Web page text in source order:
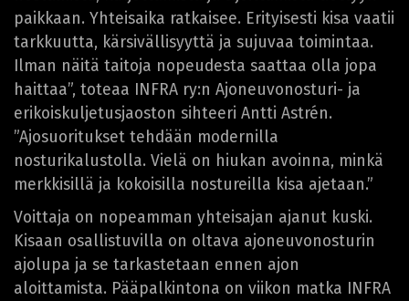
paikkaan. Yhteisaika ratkaisee. Erityisesti kisa vaatii
tarkkuutta, kärsivällisyyttä ja sujuvaa toimintaa.
Ilman näitä taitoja nopeudesta saattaa olla jopa
haittaa”, toteaa INFRA ry:n Ajoneuvonosturi- ja
erikoiskuljetusjaoston sihteeri Antti Astrén.
”Ajosuoritukset tehdään modernilla
nosturikalustolla. Vielä on hiukan avoinna, minkä
merkkisillä ja kokoisilla nostureilla kisa ajetaan.”
Voittaja on nopeamman yhteisajan ajanut kuski.
Kisaan osallistuvilla on oltava ajoneuvonosturin
ajolupa ja se tarkastetaan ennen ajon
aloittamista. Pääpalkintona on viikon matka INFRA